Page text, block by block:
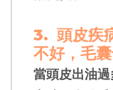
3. 頭皮疾
不好，毛
當頭皮出油